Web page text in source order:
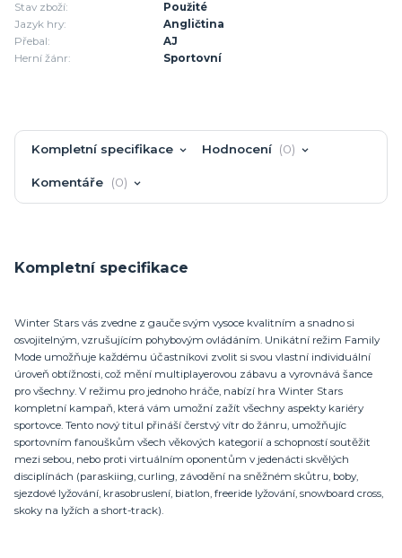
Stav zboží:
Použité
Jazyk hry:
Angličtina
Přebal:
AJ
Herní žánr:
Sportovní
Kompletní specifikace Hodnocení 0
Komentáře 0
Kompletní specifikace
Winter Stars vás zvedne z gauče svým vysoce kvalitním a snadno si
osvojitelným, vzrušujícím pohybovým ovládáním. Unikátní režim Family
Mode umožňuje každému účastníkovi zvolit si svou vlastní individuální
úroveň obtížnosti, což mění multiplayerovou zábavu a vyrovnává šance
pro všechny. V režimu pro jednoho hráče, nabízí hra Winter Stars
kompletní kampaň, která vám umožní zažít všechny aspekty kariéry
sportovce. Tento nový titul přináší čerstvý vítr do žánru, umožňujíc
sportovním fanouškům všech věkových kategorií a schopností soutěžit
mezi sebou, nebo proti virtuálním oponentům v jedenácti skvělých
disciplínách (paraskiing, curling, závodění na sněžném skůtru, boby,
sjezdové lyžování, krasobruslení, biatlon, freeride lyžování, snowboard cross,
skoky na lyžích a short-track).